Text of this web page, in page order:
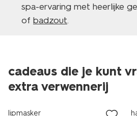
spa-ervaring met heerlijke
of badzout.
cadeaus die je kunt
extra verwennerij
vegan
lipmasker